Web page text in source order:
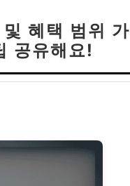
혜택 범위 가
공유해요!